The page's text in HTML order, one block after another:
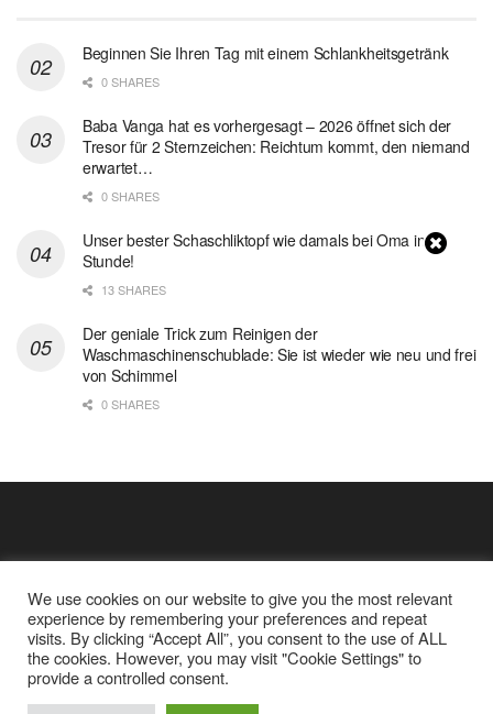
Beginnen Sie Ihren Tag mit einem Schlankheitsgetränk
0 SHARES
Baba Vanga hat es vorhergesagt – 2026 öffnet sich der
Tresor für 2 Sternzeichen: Reichtum kommt, den niemand
erwartet…
0 SHARES
Unser bester Schaschliktopf wie damals bei Oma in 1
Stunde!
13 SHARES
Der geniale Trick zum Reinigen der
Waschmaschinenschublade: Sie ist wieder wie neu und frei
von Schimmel
0 SHARES
Cookie Policy
Datenschutz
Google Analytics und Cookie Dateien
We use cookies on our website to give you the most relevant
experience by remembering your preferences and repeat
visits. By clicking “Accept All”, you consent to the use of ALL
the cookies. However, you may visit "Cookie Settings" to
provide a controlled consent.